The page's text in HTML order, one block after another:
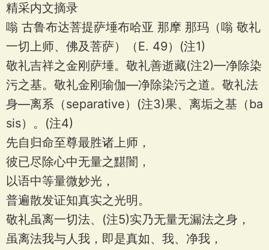
精采内文摘录
嗡 古鲁布达菩提萨埵布哈亚 那摩 那玛（嗡 敬礼
一切上师、佛及菩萨）（E. 49）(注1)
敬礼吉祥之金刚萨埵。敬礼善逝藏(注2)—净除染
污之基。敬礼金刚瑜伽—净除染污之道。敬礼法
身—离系（separative）(注3)果、离垢之基（ba
sis）。(注4)
先自归命至尊最胜诸上师，
彼已尽除心中无量之黮闇，
以语中等量微妙光，
普遍散发证知真实之光明。
敬礼虽离一切法、(注5)实乃无量无漏法之身，
虽离法我与人我，即是真如、我、净我，